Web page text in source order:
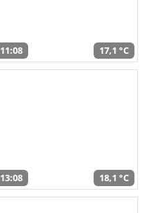
11:08 17,1 °C
13:08 18,1 °C